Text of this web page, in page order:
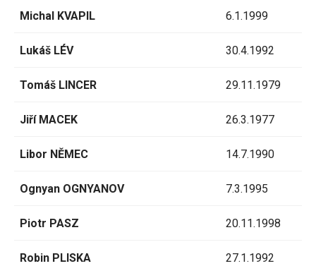
Michal KVAPIL 6.1.1999
Lukáš LÉV 30.4.1992
Tomáš LINCER 29.11.1979
Jiří MACEK 26.3.1977
Libor NĚMEC 14.7.1990
Ognyan OGNYANOV 7.3.1995
Piotr PASZ 20.11.1998
Robin PLISKA 27.1.1992